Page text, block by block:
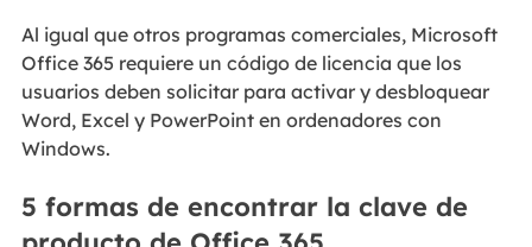
Al igual que otros programas comerciales, Microsoft
Office 365 requiere un código de licencia que los
usuarios deben solicitar para activar y desbloquear
Word, Excel y PowerPoint en ordenadores con
Windows.
5 formas de encontrar la clave de